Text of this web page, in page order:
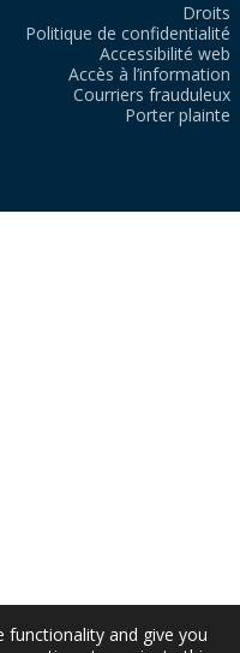
Droits
Politique de confidentialité
Accessibilité web
Accès à l’information
Courriers frauduleux
Porter plainte
functionality and give you